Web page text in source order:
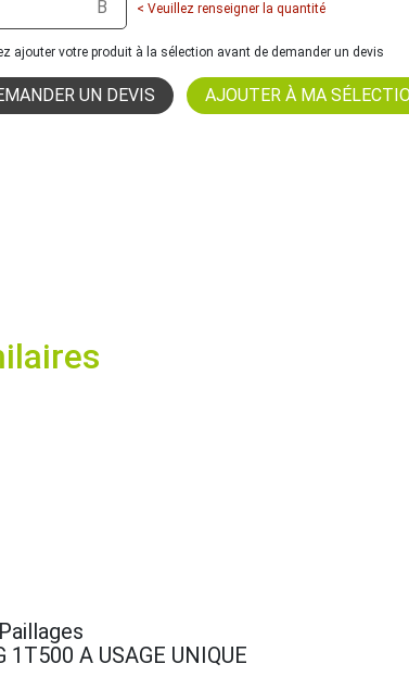
< Veuillez renseigner la quantité
ajouter votre produit à la sélection avant de demander un devis
UN DEVIS
A USAGE UNIQUE